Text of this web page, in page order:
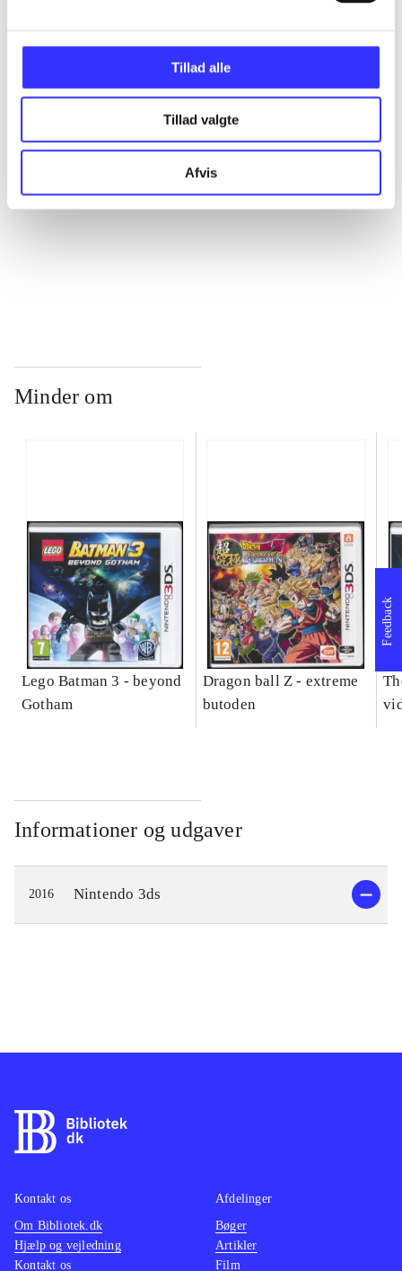
Tillad alle
Tillad valgte
Afvis
...
...
Minder om
Lego Batman 3 - beyond
Gotham
Dragon ball Z - extreme
butoden
Informationer og udgaver
2016 Nintendo 3ds
Feedback
Kontakt os
Om Bibliotek.dk
Hjælp og vejledning
Kontakt os
Afdelinger
Bøger
Artikler
Film